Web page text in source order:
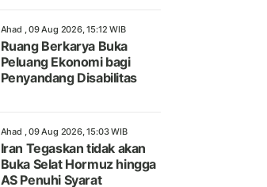
Ahad , 09 Aug 2026, 15:12 WIB
Ruang Berkarya Buka
Peluang Ekonomi bagi
Penyandang Disabilitas
Ahad , 09 Aug 2026, 15:03 WIB
Iran Tegaskan tidak akan
Buka Selat Hormuz hingga
AS Penuhi Syarat